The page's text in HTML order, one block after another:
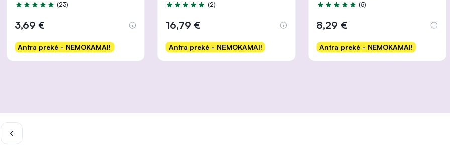
Įvertinimas 5.0 iš 5
(23)
3,69 €
Antra prekė - NEMOKAMAI!
Į krepšelį
Įvertinimas 5.0 iš 5
(2)
16,79 €
Antra prekė - NEMOKAMAI!
Į krepšelį
Įvertinimas 4.8 iš 5
(5)
8,29 €
Antra prekė - NEMOKAMAI!
Į krepšelį